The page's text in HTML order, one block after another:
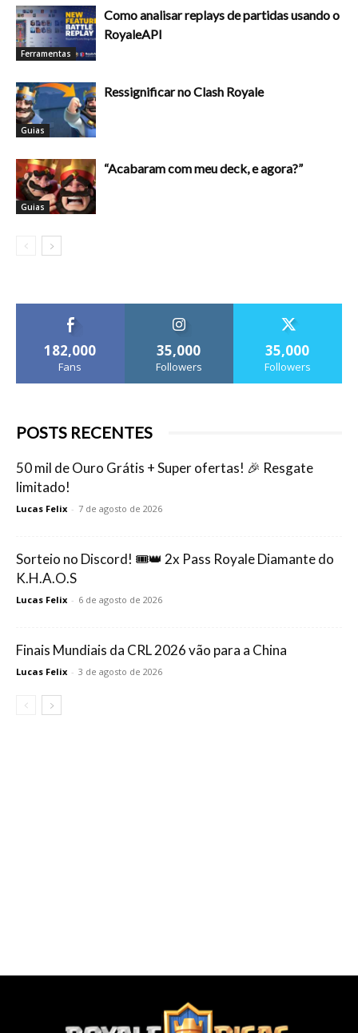
Ferramentas
Como analisar replays de partidas usando o
RoyaleAPI
Guias
Ressignificar no Clash Royale
Guias
“Acabaram com meu deck, e agora?”
182,000
Fans
35,000
Followers
35,000
Followers
POSTS RECENTES
50 mil de Ouro Grátis + Super ofertas! 🎉 Resgate
limitado!
Lucas Felix - 7 de agosto de 2026
Sorteio no Discord! 🎟️👑 2x Pass Royale Diamante do
K.H.A.O.S
Lucas Felix - 6 de agosto de 2026
Finais Mundiais da CRL 2026 vão para a China
Lucas Felix - 3 de agosto de 2026